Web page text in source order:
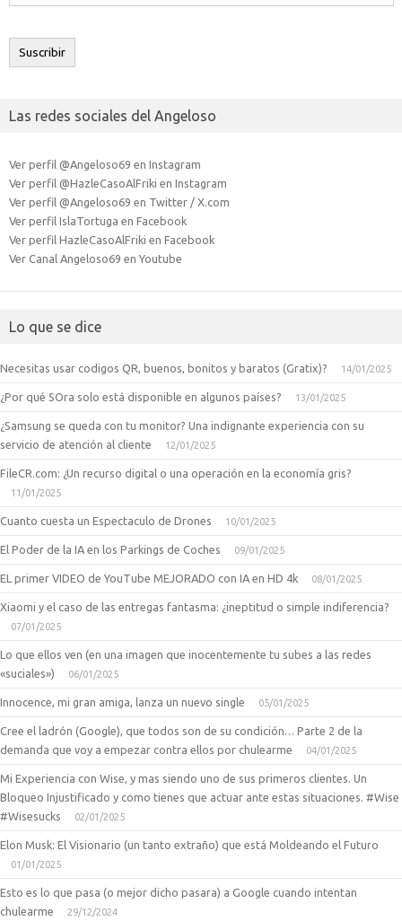
electrónico
Suscribir
Las redes sociales del Angeloso
Ver perfil @Angeloso69 en Instagram
Ver perfil @HazleCasoAlFriki en Instagram
Ver perfil @Angeloso69 en Twitter / X.com
Ver perfil IslaTortuga en Facebook
Ver perfil HazleCasoAlFriki en Facebook
Ver Canal Angeloso69 en Youtube
Lo que se dice
Necesitas usar codigos QR, buenos, bonitos y baratos (Gratix)? 14/01/2025
¿Por qué SOra solo está disponible en algunos países? 13/01/2025
¿Samsung se queda con tu monitor? Una indignante experiencia con su
servicio de atención al cliente
12/01/2025
FileCR.com: ¿Un recurso digital o una operación en la economía gris?
11/01/2025
Cuanto cuesta un Espectaculo de Drones 10/01/2025
El Poder de la IA en los Parkings de Coches 09/01/2025
EL primer VIDEO de YouTube MEJORADO con IA en HD 4k 08/01/2025
Xiaomi y el caso de las entregas fantasma: ¿ineptitud o simple indiferencia?
07/01/2025
Lo que ellos ven (en una imagen que inocentemente tu subes a las redes
«suciales»)
06/01/2025
Innocence, mi gran amiga, lanza un nuevo single 05/01/2025
Cree el ladrón (Google), que todos son de su condición… Parte 2 de la
demanda que voy a empezar contra ellos por chulearme
04/01/2025
Mi Experiencia con Wise, y mas siendo uno de sus primeros clientes. Un
Bloqueo Injustificado y como tienes que actuar ante estas situaciones. #Wise
#Wisesucks
02/01/2025
Elon Musk: El Visionario (un tanto extraño) que está Moldeando el Futuro
01/01/2025
Esto es lo que pasa (o mejor dicho pasara) a Google cuando intentan
chulearme
29/12/2024